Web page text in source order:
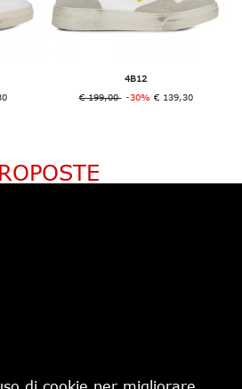
4B12
€ 199,00-30% € 139,30